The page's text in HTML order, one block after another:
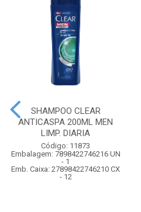
SHAMPOO CLEAR
ANTICASPA 200ML MEN
LIMP. DIARIA
Código: 11873
Embalagem: 7898422746216 UN
- 1
Emb. Caixa: 27898422746210 CX
- 12